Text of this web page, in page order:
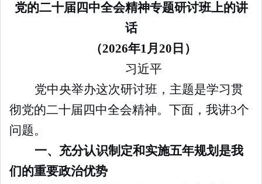
党的二十届四中全会精神专题研讨班上的讲
话
（2026年1月20日）
习近平
党中央举办这次研讨班，主题是学习贯
彻党的二十届四中全会精神。下面，我讲3个
问题。
一、充分认识制定和实施五年规划是我
们的重要政治优势